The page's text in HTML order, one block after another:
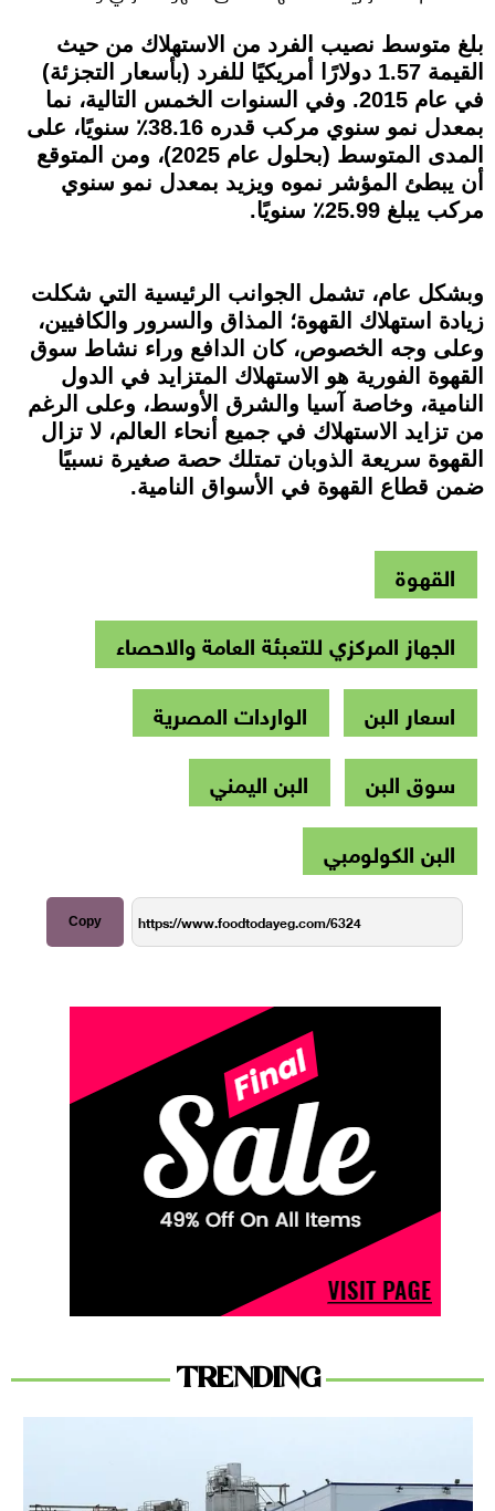
بلغ متوسط نصيب الفرد من الاستهلاك من حيث
القيمة 1.57 دولارًا أمريكيًا للفرد (بأسعار التجزئة)
في عام 2015. وفي السنوات الخمس التالية، نما
بمعدل نمو سنوي مركب قدره 38.16٪ سنويًا، على
المدى المتوسط (بحلول عام 2025)، ومن المتوقع
أن يبطئ المؤشر نموه ويزيد بمعدل نمو سنوي
مركب يبلغ 25.99٪ سنويًا.
وبشكل عام، تشمل الجوانب الرئيسية التي شكلت
زيادة استهلاك القهوة؛ المذاق والسرور والكافيين،
وعلى وجه الخصوص، كان الدافع وراء نشاط سوق
القهوة الفورية هو الاستهلاك المتزايد في الدول
النامية، وخاصة آسيا والشرق الأوسط، وعلى الرغم
من تزايد الاستهلاك في جميع أنحاء العالم، لا تزال
القهوة سريعة الذوبان تمتلك حصة صغيرة نسبيًا
ضمن قطاع القهوة في الأسواق النامية.
القهوة
الجهاز المركزي للتعبئة العامة والاحصاء
اسعار البن
الواردات المصرية
سوق البن
البن اليمني
البن الكولومبي
Copy
TRENDING